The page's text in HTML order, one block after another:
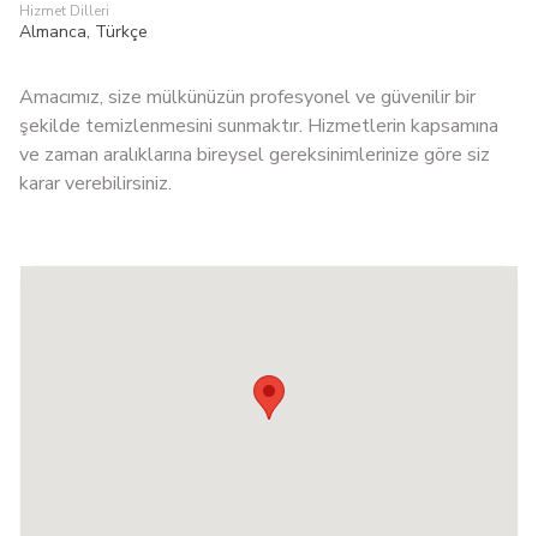
Hizmet Dilleri
Almanca, Türkçe
Amacımız, size mülkünüzün profesyonel ve güvenilir bir
şekilde temizlenmesini sunmaktır. Hizmetlerin kapsamına
ve zaman aralıklarına bireysel gereksinimlerinize göre siz
karar verebilirsiniz.